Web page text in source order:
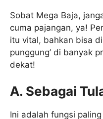
Sobat Mega Baja,
cuma pajangan, ya!
itu vital, bahkan bisa
punggung’ di banyak
dekat!
A. Sebagai
Ini adalah fungsi